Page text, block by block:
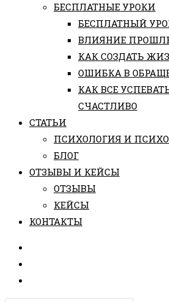
БЕСПЛАТНЫЕ УРОКИ
БЕСПЛАТНЫЙ
ВЛИЯНИЕ
КАК СОЗДАТЬ
ОШИБКА В
КАК ВСЕ
СЧАСТЛИВО
СТАТЬИ
ПCИХОЛОГИЯ И
БЛОГ
ОТЗЫВЫ И КЕЙСЫ
ОТЗЫВЫ
КЕЙСЫ
КОНТАКТЫ